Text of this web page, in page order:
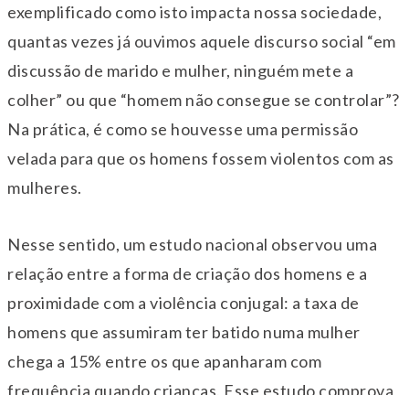
exemplificado como isto impacta nossa sociedade,
quantas vezes já ouvimos aquele discurso social “em
discussão de marido e mulher, ninguém mete a
colher” ou que “homem não consegue se controlar”?
Na prática, é como se houvesse uma permissão
velada para que os homens fossem violentos com as
mulheres.
Nesse sentido, um estudo nacional observou uma
relação entre a forma de criação dos homens e a
proximidade com a violência conjugal: a taxa de
homens que assumiram ter batido numa mulher
chega a 15% entre os que apanharam com
frequência quando crianças. Esse estudo comprova